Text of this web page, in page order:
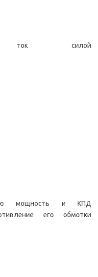
ток силой
мощность и КПД
его обмотки